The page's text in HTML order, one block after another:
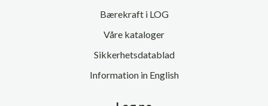
Bærekraft i LOG
Våre kataloger
Sikkerhetsdatablad
Information in English